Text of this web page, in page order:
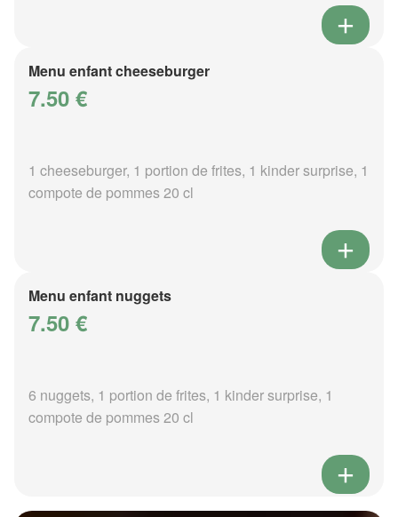
Menu enfant cheeseburger
7.50 €
1 cheeseburger, 1 portion de frites, 1 kinder surprise, 1
compote de pommes 20 cl
Menu enfant nuggets
7.50 €
6 nuggets, 1 portion de frites, 1 kinder surprise, 1
compote de pommes 20 cl